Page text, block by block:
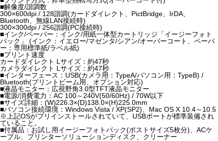
■解像度/諧調数
300×600dpi / 128諧調(カードダイレクト、PictBridge、IrDA、
Bluetooth、無線LAN接続時)
300×300dpi / 256諧調(PC接続時)
■インク/ペーパー：インク/用紙一体型カートリッジ「イージーフォト
パック」 (インク：イエロー/マゼンタ/シアン/オーバーコート、ペーパ
ー：専用標準紙/ラベル紙)
■プリント速度
カードダイレクト Lサイズ：約47秒
カメラダイレクト Lサイズ：約47秒
■インターフェース：USB(カメラ用：TypeA/パソコン用：TypeB) /
Bluetooth(プリントビーム用、オプション対応)
■液晶モニター：広視野角3.0型TFT液晶モニター
■電源/消費電力：AC 100～240V(50/60Hz) / 70W以下
■サイズ詳細：(W)226.3×(D)138.0×(H)225.0mm
■パソコン接続環境：Windows Vista / XP(SP2)、Mac OS X 10.4～10.5
※上記OSがプリインストールされていて、USBポートが標準装備され
ていること。
■付属品：お試し用イージーフォトパック(ポストサイズ5枚分)、ACケ
ーブル、プリンターソリューションディスク、クリーナー